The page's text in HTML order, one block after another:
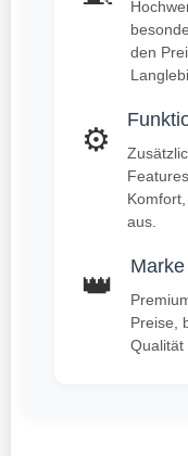
den
⚙️
aus.
👑
Marke
Preise,
Qualität